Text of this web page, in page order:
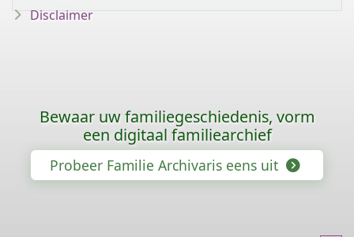
Disclaimer
Bewaar uw familiegeschiedenis, vorm
een digitaal familiearchief
Probeer Familie Archivaris eens uit